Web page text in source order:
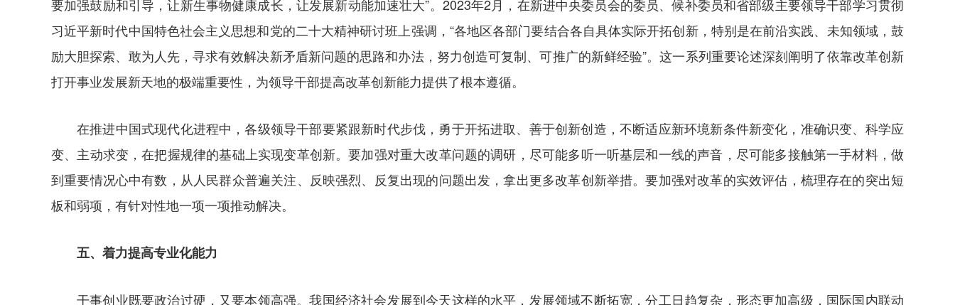
要加强鼓励和引导，让新生事物健康成长，让发展新动能加速壮大”。2023年2月，在新进中央委员会的委员、候补委员和省部级主要领导干部学习贯彻
习近平新时代中国特色社会主义思想和党的二十大精神研讨班上强调，“各地区各部门要结合各自具体实际开拓创新，特别是在前沿实践、未知领域，鼓
励大胆探索、敢为人先，寻求有效解决新矛盾新问题的思路和办法，努力创造可复制、可推广的新鲜经验”。这一系列重要论述深刻阐明了依靠改革创新
打开事业发展新天地的极端重要性，为领导干部提高改革创新能力提供了根本遵循。
在推进中国式现代化进程中，各级领导干部要紧跟新时代步伐，勇于开拓进取、善于创新创造，不断适应新环境新条件新变化，准确识变、科学应
变、主动求变，在把握规律的基础上实现变革创新。要加强对重大改革问题的调研，尽可能多听一听基层和一线的声音，尽可能多接触第一手材料，做
到重要情况心中有数，从人民群众普遍关注、反映强烈、反复出现的问题出发，拿出更多改革创新举措。要加强对改革的实效评估，梳理存在的突出短
板和弱项，有针对性地一项一项推动解决。
五、着力提高专业化能力
干事创业既要政治过硬，又要本领高强。我国经济社会发展到今天这样的水平，发展领域不断拓宽，分工日趋复杂，形态更加高级，国际国内联动